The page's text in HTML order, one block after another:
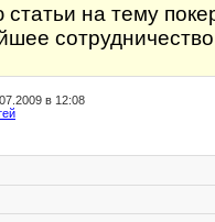
на тему
сотрудничество
в 12:08